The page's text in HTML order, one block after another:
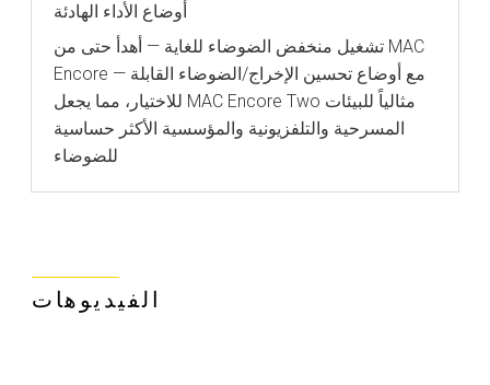
أوضاع الأداء الهادئة
تشغيل منخفض الضوضاء للغاية — أهدأ حتى من MAC
Encore — مع أوضاع تحسين الإخراج/الضوضاء القابلة
للاختيار، مما يجعل MAC Encore Two مثالياً للبيئات
المسرحية والتلفزيونية والمؤسسية الأكثر حساسية
للضوضاء
الفيديوهات